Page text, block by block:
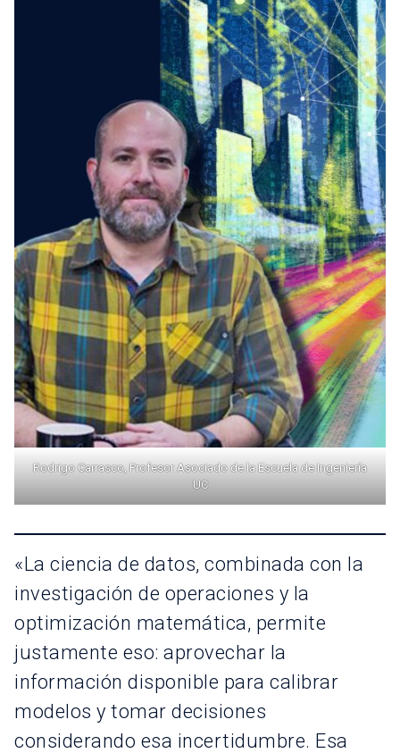
Rodrigo Carrasco, Profesor Asociado de la Escuela de Ingeniería
UC
«La ciencia de datos, combinada con la
investigación de operaciones y la
optimización matemática, permite
justamente eso: aprovechar la
información disponible para calibrar
modelos y tomar decisiones
considerando esa incertidumbre. Esa